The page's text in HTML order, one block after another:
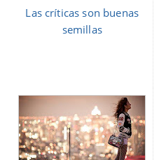
Las críticas son buenas
semillas